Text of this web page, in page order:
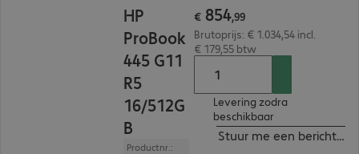
HP
ProBook
445 G11
R5
16/512G
B
Productnr.:
€ 854,99
Brutoprijs: € 1.034,54 incl.
€ 179,55 btw
Levering zodra
beschikbaar
Stuur me een bericht